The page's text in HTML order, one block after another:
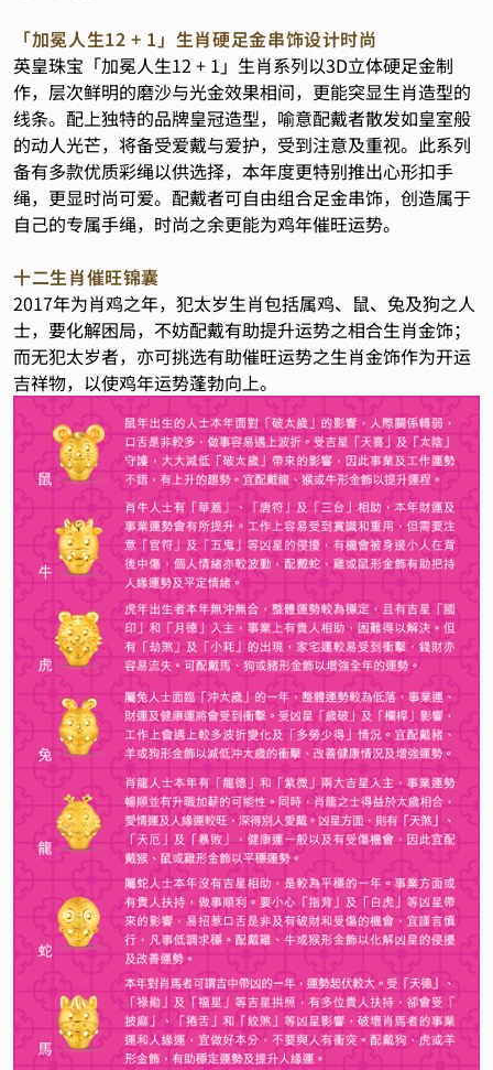
「加冕人生12 + 1」生肖硬足金串饰设计时尚
英皇珠宝「加冕人生12 + 1」生肖系列以3D立体硬足金制
作，层次鲜明的磨沙与光金效果相间，更能突显生肖造型的
线条。配上独特的品牌皇冠造型，喻意配戴者散发如皇室般
的动人光芒，将备受爱戴与爱护，受到注意及重视。此系列
备有多款优质彩绳以供选择，本年度更特别推出心形扣手
绳，更显时尚可爱。配戴者可自由组合足金串饰，创造属于
自己的专属手绳，时尚之余更能为鸡年催旺运势。
十二生肖催旺锦囊
2017年为肖鸡之年，犯太岁生肖包括属鸡、鼠、兔及狗之人
士，要化解困局，不妨配戴有助提升运势之相合生肖金饰；
而无犯太岁者，亦可挑选有助催旺运势之生肖金饰作为开运
吉祥物，以使鸡年运势蓬勃向上。